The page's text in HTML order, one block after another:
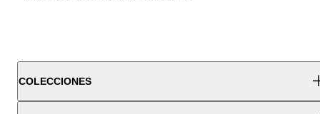
COLECCIONES